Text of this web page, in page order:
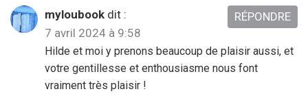
myloubook dit :
7 avril 2024 à 9:58
Hilde et moi y prenons beaucoup de plaisir aussi, et
votre gentillesse et enthousiasme nous font
vraiment très plaisir !
RÉPONDRE